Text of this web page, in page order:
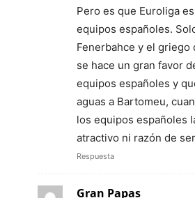
Pero es que Euroliga
equipos españoles.
Fenerbahce y el griego
se hace un gran favor
equipos españoles y
aguas a Bartomeu,
los equipos españoles
atractivo ni razón de
Respuesta
Gran Papas